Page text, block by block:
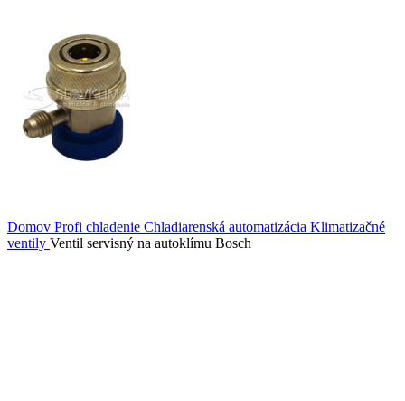
Domov Profi chladenie Chladiarenská automatizácia Klimatizačné
ventily Ventil servisný na autoklímu Bosch